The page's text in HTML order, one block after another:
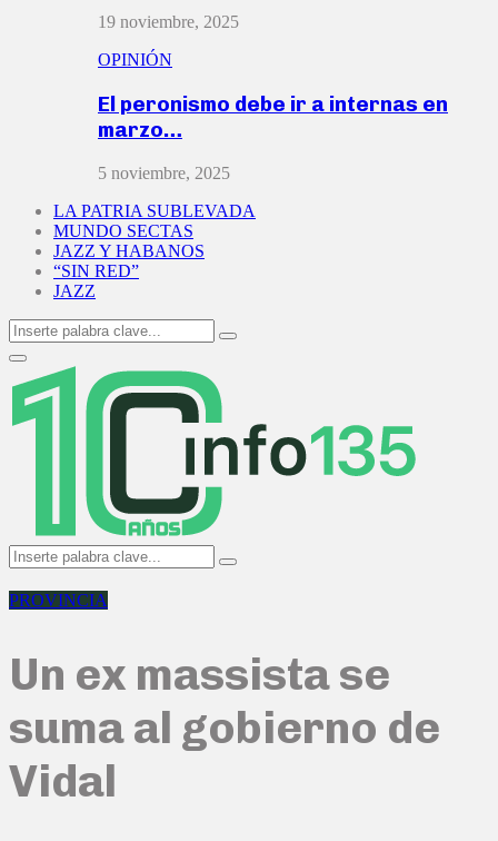
19 noviembre, 2025
OPINIÓN
El peronismo debe ir a internas en
marzo…
5 noviembre, 2025
LA PATRIA SUBLEVADA
MUNDO SECTAS
JAZZ Y HABANOS
“SIN RED”
JAZZ
Search
for:
Search
Primary
Menu
Search
for:
Search
PROVINCIA
Un ex massista se
suma al gobierno de
Vidal